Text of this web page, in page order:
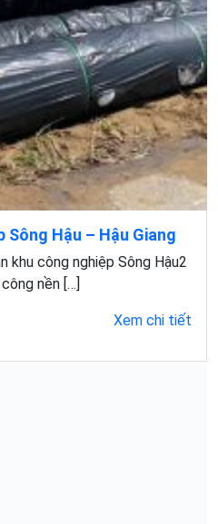
Sông Hậu – Hậu Giang
khu công nghiệp Sông Hậu2
nền […]
Xem chi tiết